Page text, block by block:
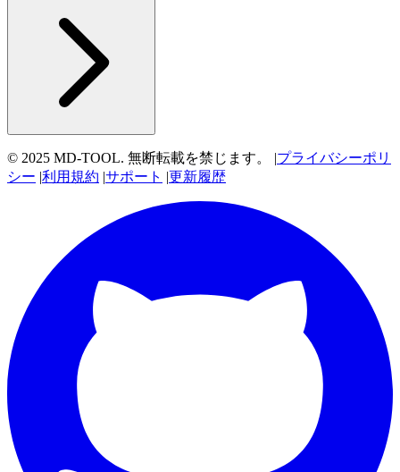
© 2025 MD-TOOL. 無断転載を禁じます。 |プライバシーポリ
シー |利用規約 |サポート |更新履歴